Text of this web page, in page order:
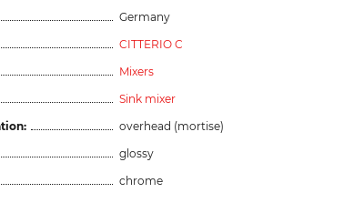
Germany
CITTERIO C
Mixers
Sink mixer
overhead (mortise)
glossy
chrome